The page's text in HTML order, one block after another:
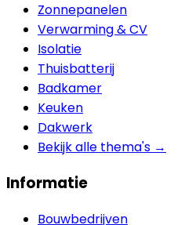
Zonnepanelen
Verwarming & CV
Isolatie
Thuisbatterij
Badkamer
Keuken
Dakwerk
Bekijk alle thema's →
Informatie
Bouwbedrijven